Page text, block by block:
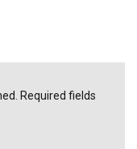
Required fields